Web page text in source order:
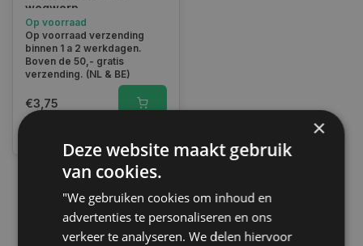
wegwerp
Op voorraad
Op voorraad verzending
binnen 1 a 2 werkdagen.
Boven de 50,- gratis
verzending. (NL & BE)
€3,75
1
×
Deze website maakt gebruik
van cookies.
"We gebruiken cookies om inhoud en
advertenties te personaliseren en ons
verkeer te analyseren. We delen hiervoor